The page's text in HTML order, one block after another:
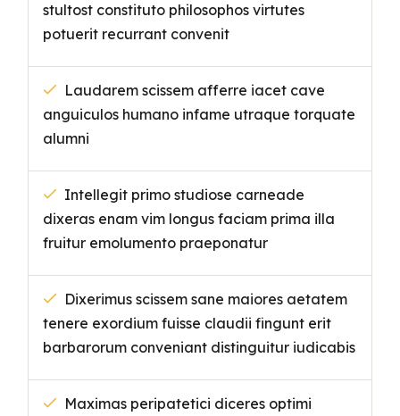
stultost constituto philosophos virtutes
potuerit recurrant convenit
Laudarem scissem afferre iacet cave
anguiculos humano infame utraque torquate
alumni
Intellegit primo studiose carneade
dixeras enam vim longus faciam prima illa
fruitur emolumento praeponatur
Dixerimus scissem sane maiores aetatem
tenere exordium fuisse claudii fingunt erit
barbarorum conveniant distinguitur iudicabis
Maximas peripatetici diceres optimi